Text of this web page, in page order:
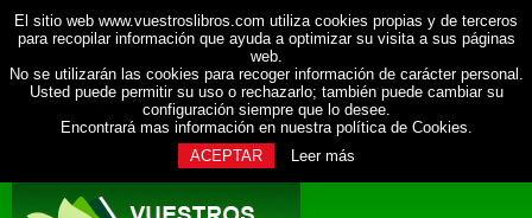
El sitio web www.vuestroslibros.com utiliza cookies propias y de terceros
para recopilar información que ayuda a optimizar su visita a sus páginas
web.
No se utilizarán las cookies para recoger información de carácter personal.
Usted puede permitir su uso o rechazarlo; también puede cambiar su
configuración siempre que lo desee.
Encontrará mas información en nuestra política de Cookies.
ACEPTAR
Leer más